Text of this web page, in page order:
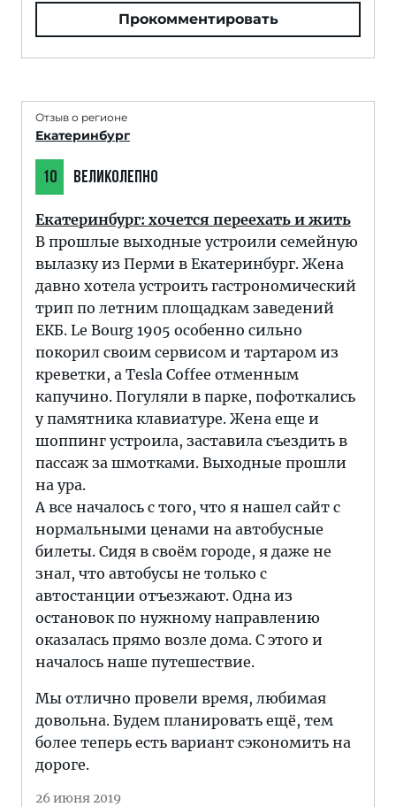
Прокомментировать
Отзыв о регионе
Екатеринбург
10 ВЕЛИКОЛЕПНО
Екатеринбург: хочется переехать и жить
В прошлые выходные устроили семейную
вылазку из Перми в Екатеринбург. Жена
давно хотела устроить гастрономический
трип по летним площадкам заведений
ЕКБ. Le Bourg 1905 особенно сильно
покорил своим сервисом и тартаром из
креветки, а Tesla Coffee отменным
капучино. Погуляли в парке, пофоткались
у памятника клавиатуре. Жена еще и
шоппинг устроила, заставила съездить в
пассаж за шмотками. Выходные прошли
на ура.
А все началось с того, что я нашел сайт с
нормальными ценами на автобусные
билеты. Сидя в своём городе, я даже не
знал, что автобусы не только с
автостанции отъезжают. Одна из
остановок по нужному направлению
оказалась прямо возле дома. С этого и
началось наше путешествие.
Мы отлично провели время, любимая
довольна. Будем планировать ещё, тем
более теперь есть вариант сэкономить на
дороге.
26 июня 2019